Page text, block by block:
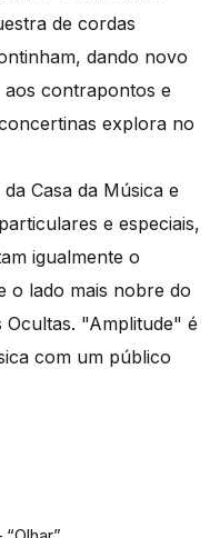
de cordas
dando novo
aos contrapontos e
explora no
Casa da Música e
e especiais,
igualmente o
o lado mais nobre do
"Amplitude" é
com um público